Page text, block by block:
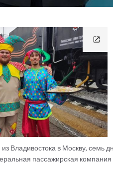
из Владивостока в Москву,
пассажирская компания